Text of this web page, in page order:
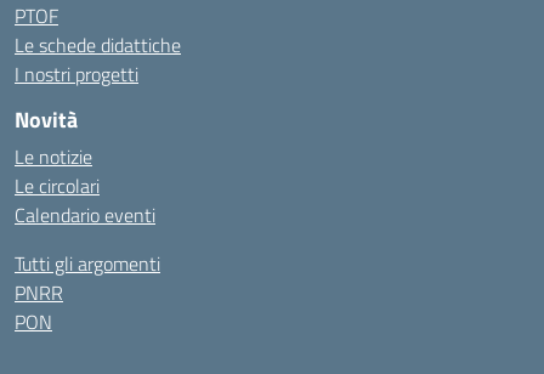
PTOF
Le schede didattiche
I nostri progetti
Novità
Le notizie
Le circolari
Calendario eventi
Tutti gli argomenti
PNRR
PON